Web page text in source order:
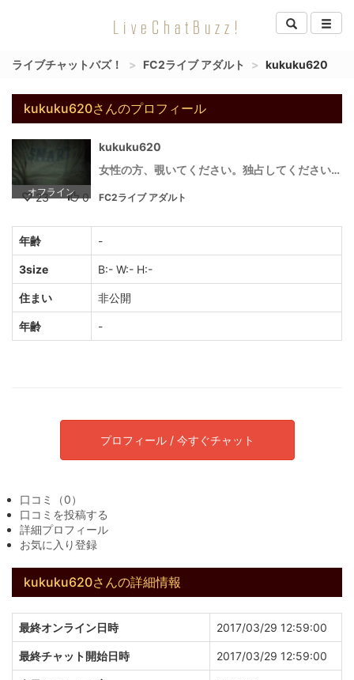
LiveChatBuzz!
ライブチャットバズ！ FC2ライブ アダルト kukuku620
kukuku620さんのプロフィール
オフライン
kukuku620
女性の方、覗いてください。独占してください。。。女性限定。。
23 0 FC2ライブ アダルト
年齢 -
3size B:- W:- H:-
住まい 非公開
年齢 -
プロフィール / 今すぐチャット
口コミ（0）
口コミを投稿する
詳細プロフィール
お気に入り登録
kukuku620さんの詳細情報
最終オンライン日時 2017/03/29 12:59:00
最終チャット開始日時 2017/03/29 12:59:00